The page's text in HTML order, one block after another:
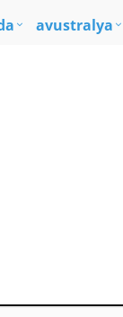
avustralya